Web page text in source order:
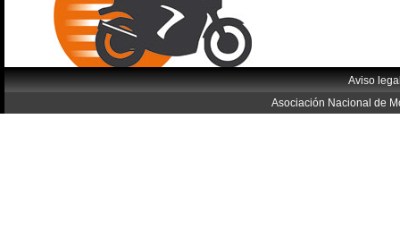
Aviso
Asociación Nacional de